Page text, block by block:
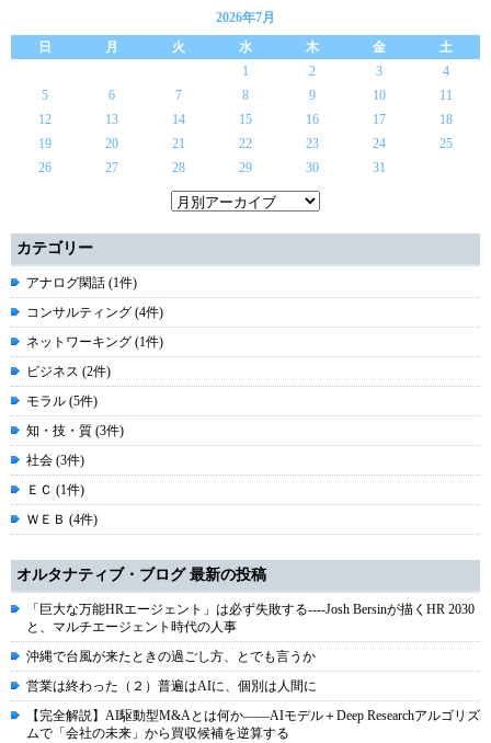
2026年7月
日
月 火 水 木 金
土
1
2 3
4
5
6 7 8 9 10
11
12
13 14 15 16 17
18
19
20 21 22 23 24
25
26
27 28 29 30 31
カテゴリー
アナログ閑話 (1件)
コンサルティング (4件)
ネットワーキング (1件)
ビジネス (2件)
モラル (5件)
知・技・質 (3件)
社会 (3件)
ＥＣ (1件)
ＷＥＢ (4件)
オルタナティブ・ブログ 最新の投稿
「巨大な万能HRエージェント」は必ず失敗する----Josh Bersinが描くHR 2030
と、マルチエージェント時代の人事
沖縄で台風が来たときの過ごし方、とでも言うか
営業は終わった（２）普遍はAIに、個別は人間に
【完全解説】AI駆動型M&Aとは何か――AIモデル＋Deep Researchアルゴリズ
ムで「会社の未来」から買収候補を逆算する